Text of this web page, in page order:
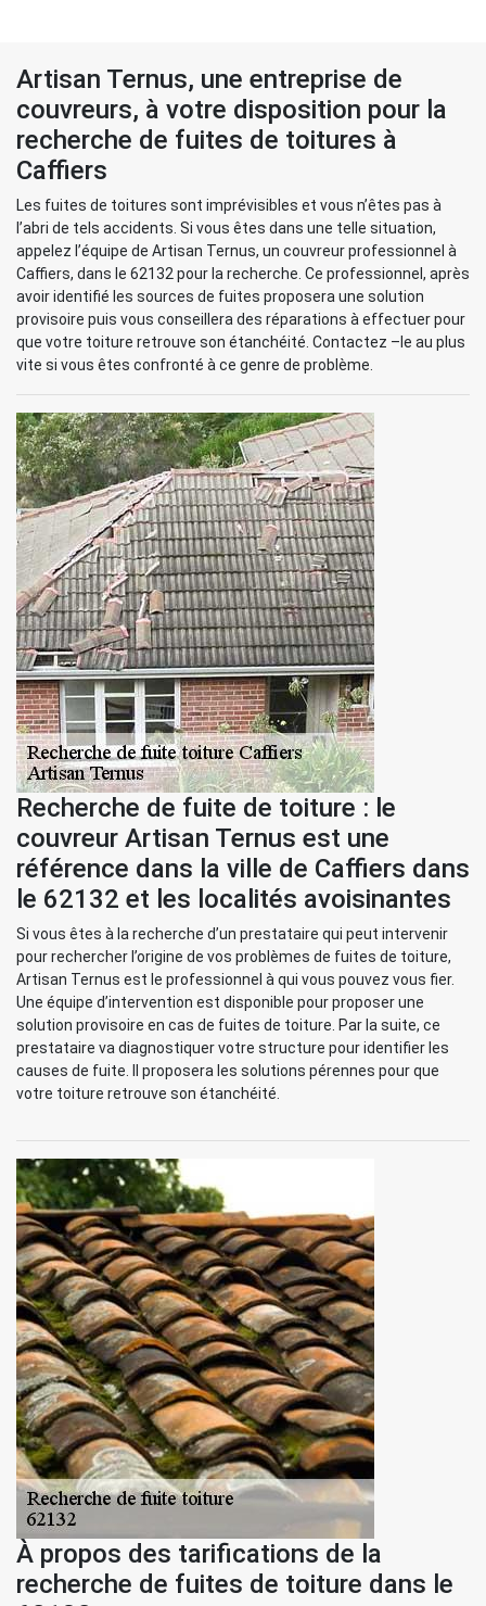
Artisan Ternus, une entreprise de
couvreurs, à votre disposition pour la
recherche de fuites de toitures à
Caffiers
Les fuites de toitures sont imprévisibles et vous n’êtes pas à
l’abri de tels accidents. Si vous êtes dans une telle situation,
appelez l’équipe de Artisan Ternus, un couvreur professionnel à
Caffiers, dans le 62132 pour la recherche. Ce professionnel, après
avoir identifié les sources de fuites proposera une solution
provisoire puis vous conseillera des réparations à effectuer pour
que votre toiture retrouve son étanchéité. Contactez –le au plus
vite si vous êtes confronté à ce genre de problème.
Recherche de fuite de toiture : le
couvreur Artisan Ternus est une
référence dans la ville de Caffiers dans
le 62132 et les localités avoisinantes
Si vous êtes à la recherche d’un prestataire qui peut intervenir
pour rechercher l’origine de vos problèmes de fuites de toiture,
Artisan Ternus est le professionnel à qui vous pouvez vous fier.
Une équipe d’intervention est disponible pour proposer une
solution provisoire en cas de fuites de toiture. Par la suite, ce
prestataire va diagnostiquer votre structure pour identifier les
causes de fuite. Il proposera les solutions pérennes pour que
votre toiture retrouve son étanchéité.
À propos des tarifications de la
recherche de fuites de toiture dans le